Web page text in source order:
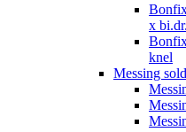
x bi.dr.
knel
Messing